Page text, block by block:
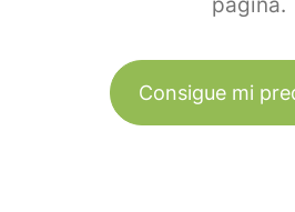
Consigue mi